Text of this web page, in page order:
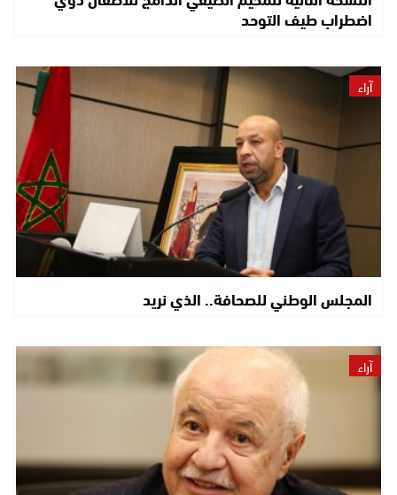
اضطراب طيف التوحد
آراء
المجلس الوطني للصحافة.. الذي نريد
آراء